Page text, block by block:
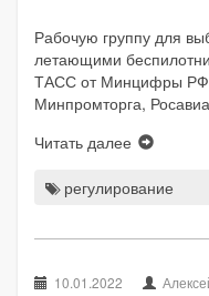
Рабочую группу для
летающими
ТАСС от Минцифры РФ.
Минпромторга,
Читать далее
регулирование
10.01.2022